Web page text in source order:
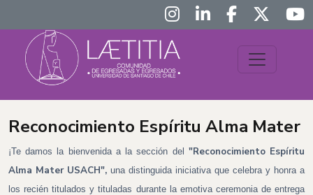
Reconocimiento Espíritu Alma Mater
¡Te damos la bienvenida a la sección del "Reconocimiento Espíritu
Alma Mater USACH", una distinguida iniciativa que celebra y honra a
los recién titulados y tituladas durante la emotiva ceremonia de entrega